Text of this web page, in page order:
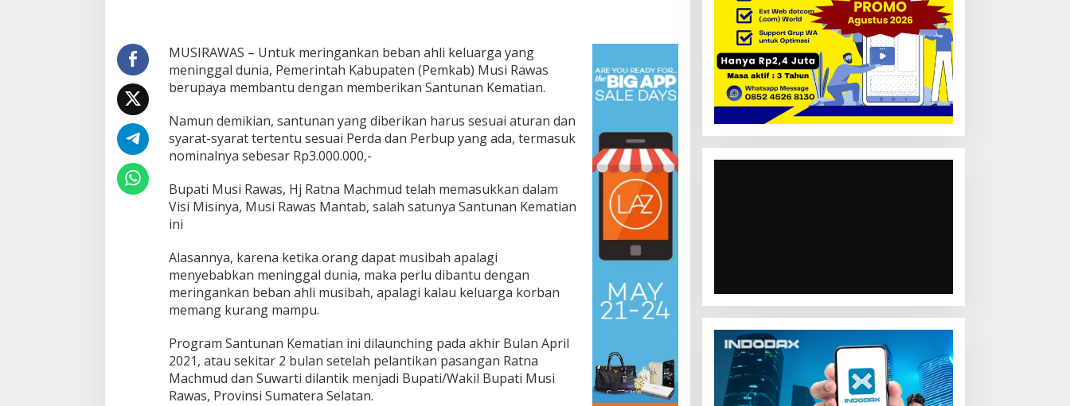
a
a
s
e
r
k
n
B
u
a
n
S
a
t
u
n
a
MUSIRAWAS – Untuk meringankan beban ahli keluarga yang
meninggal dunia, Pemerintah Kabupaten (Pemkab) Musi Rawas
berupaya membantu dengan memberikan Santunan Kematian.
Namun demikian, santunan yang diberikan harus sesuai aturan dan
syarat-syarat tertentu sesuai Perda dan Perbup yang ada, termasuk
nominalnya sebesar Rp3.000.000,-
Bupati Musi Rawas, Hj Ratna Machmud telah memasukkan dalam
Visi Misinya, Musi Rawas Mantab, salah satunya Santunan Kematian
ini
Alasannya, karena ketika orang dapat musibah apalagi
menyebabkan meninggal dunia, maka perlu dibantu dengan
meringankan beban ahli musibah, apalagi kalau keluarga korban
memang kurang mampu.
Program Santunan Kematian ini dilaunching pada akhir Bulan April
2021, atau sekitar 2 bulan setelah pelantikan pasangan Ratna
Machmud dan Suwarti dilantik menjadi Bupati/Wakil Bupati Musi
Rawas, Provinsi Sumatera Selatan.